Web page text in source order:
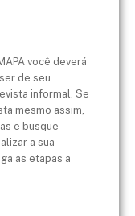
você deverá
de seu
informal. Se
mesmo assim,
e busque
a sua
as etapas a